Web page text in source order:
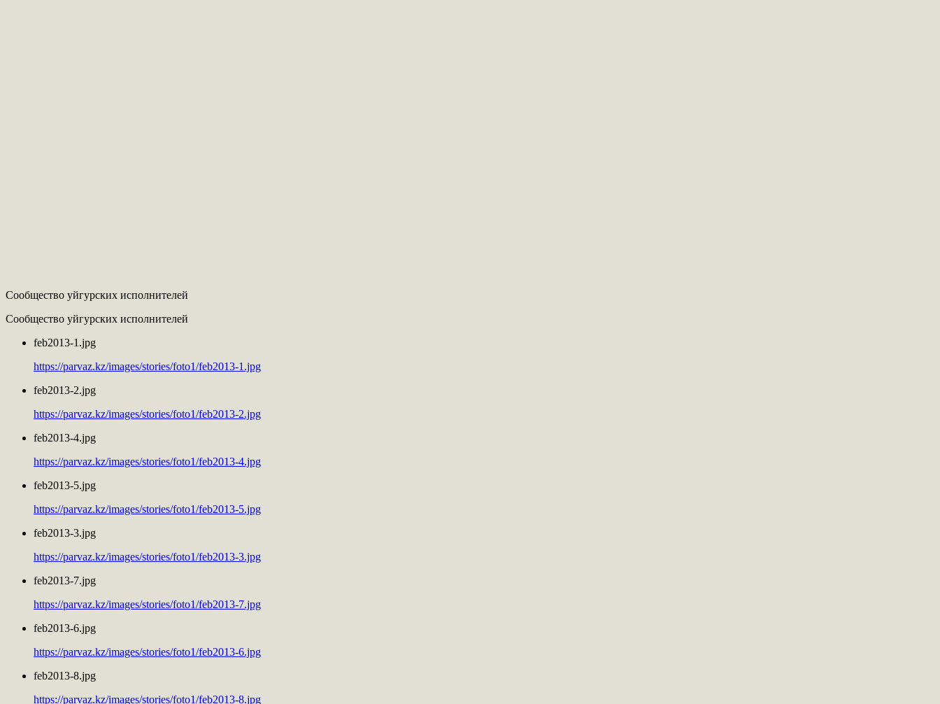
Сообщество уйгурских исполнителей
Сообщество уйгурских исполнителей
feb2013-1.jpg
https://parvaz.kz/images/stories/foto1/feb2013-1.jpg
feb2013-2.jpg
https://parvaz.kz/images/stories/foto1/feb2013-2.jpg
feb2013-4.jpg
https://parvaz.kz/images/stories/foto1/feb2013-4.jpg
feb2013-5.jpg
https://parvaz.kz/images/stories/foto1/feb2013-5.jpg
feb2013-3.jpg
https://parvaz.kz/images/stories/foto1/feb2013-3.jpg
feb2013-7.jpg
https://parvaz.kz/images/stories/foto1/feb2013-7.jpg
feb2013-6.jpg
https://parvaz.kz/images/stories/foto1/feb2013-6.jpg
feb2013-8.jpg
https://parvaz.kz/images/stories/foto1/feb2013-8.jpg